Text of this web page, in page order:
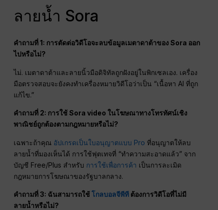
ลายน้ำ Sora
คำถามที่ 1: การตัดต่อวิดีโอจะลบข้อมูลเมตาดาต้าของ Sora ออก
ไปหรือไม่?
ไม่. เมตาดาต้าและลายนิ้วมือดิจิทัลถูกฝังอยู่ในพิกเซลเอง. เครื่อง
มือตรวจสอบจะยังคงทำเครื่องหมายวิดีโอว่าเป็น “เนื้อหา AI ที่ถูก
แก้ไข.”
คำถามที่ 2: การใช้ Sora video ในโฆษณาทางโทรทัศน์เชิง
พาณิชย์ถูกต้องตามกฎหมายหรือไม่?
เฉพาะถ้าคุณ อัปเกรดเป็นใบอนุญาตแบบ Pro ที่อนุญาตให้ลบ
ลายน้ำที่มองเห็นได้ การใช้ฟุตเทจที่ “ทำความสะอาดแล้ว” จาก
บัญชี Free/Plus สำหรับ การใช้เพื่อการค้า เป็นการละเมิด
กฎหมายการโฆษณาของรัฐบาลกลาง.
คำถามที่ 3: ฉันสามารถใช้โกลบอลจีพีที ต้องการวิดีโอที่ไม่มี
ลายน้ำหรือไม่?